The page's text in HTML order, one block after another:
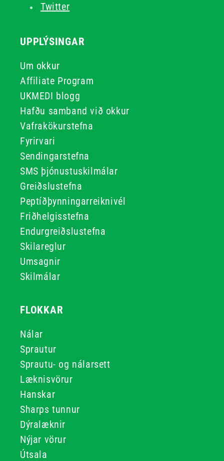
Twitter
UPPLÝSINGAR
Um okkur
Affiliate Program
UKMEDI blogg
Hafðu samband við okkur
Vafrakökurstefna
Fyrirvari
Sendingarstefna
SMS þjónustuskilmálar
Greiðslustefna
Peptíðþynningarreiknivél
Friðhelgisstefna
Endurgreiðslustefna
Skilareglur
Umsagnir
Skilmálar
FLOKKAR
Nálar
Sprautur
Sprautu- og nálarsett
Læknisvörur
Hanskar
Sharps tunnur
Dýralæknir
Nýjar vörur
Útsala